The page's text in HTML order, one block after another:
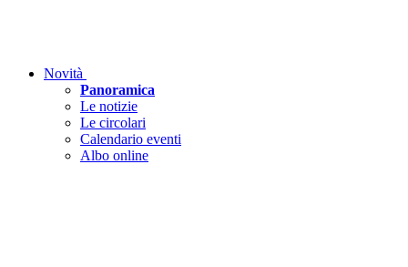
Novità
Panoramica
Le notizie
Le circolari
Calendario eventi
Albo online